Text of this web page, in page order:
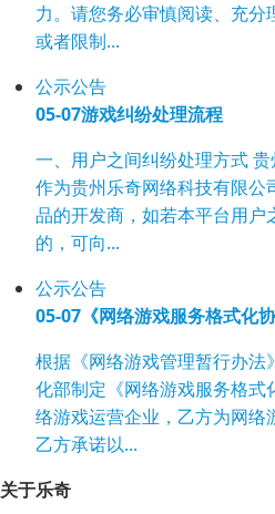
力。请您务必审慎阅读、充
或者限制...
公示公告
05-07游戏纠纷处理流程
一、用户之间纠纷处理方式
作为贵州乐奇网络科技有限
品的开发商，如若本平台用
的，可向...
公示公告
05-07 《网络游戏服务格式化
根据《网络游戏管理暂行办法
化部制定《网络游戏服务格
络游戏运营企业，乙方为网络
乙方承诺以...
关于乐奇